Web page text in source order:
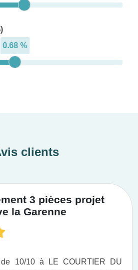
0.68 %
clients
3 pièces projet
la Garenne
10/10 à LE COURTIER DU